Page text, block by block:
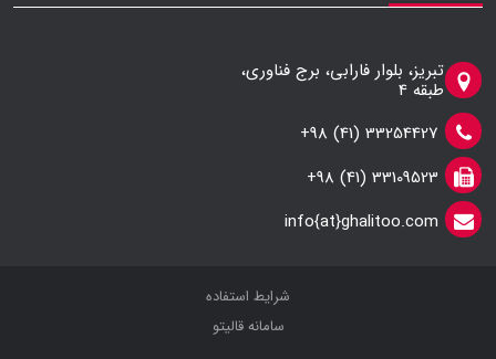
تبریز، بلوار فارابی، برج فناوری،
طبقه 4
33254427 (41) 98+
33109523 (41) 98+
info{at}ghalitoo.com
شرایط استفاده
سامانه قالیتو